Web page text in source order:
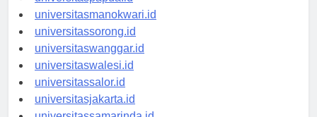
universitaspapua.id
universitasmanokwari.id
universitassorong.id
universitaswanggar.id
universitaswalesi.id
universitassalor.id
universitasjakarta.id